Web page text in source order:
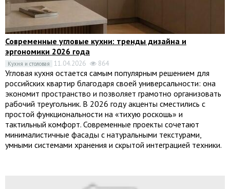
Современные угловые кухни: тренды дизайна и
эргономики 2026 года
Кухня и столовая 11.04.2026 864
Угловая кухня остается самым популярным решением для
российских квартир благодаря своей универсальности: она
экономит пространство и позволяет грамотно организовать
рабочий треугольник. В 2026 году акценты сместились с
простой функциональности на «тихую роскошь» и
тактильный комфорт. Современные проекты сочетают
минималистичные фасады с натуральными текстурами,
умными системами хранения и скрытой интеграцией техники.